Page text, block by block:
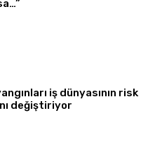
iş dünyasının risk
değiştiriyor